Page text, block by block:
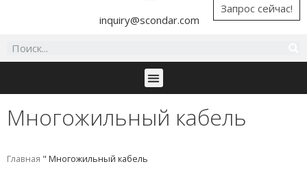
inquiry@scondar.com
Запрос сейчас!
Многожильный кабель
Главная " Многожильный кабель